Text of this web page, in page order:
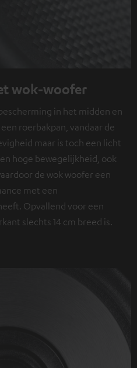
wok-woofer
in het midden en
roerbakpan, vandaar de
maar is toch een licht
hoge bewegelijkheid, ook
de wok woofer een
met een
Opvallend voor een
slechts 14 cm breed is.